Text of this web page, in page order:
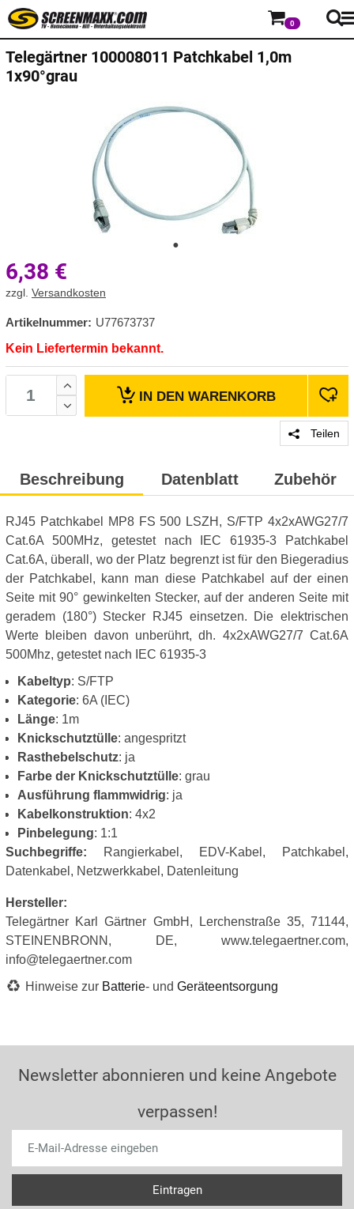
0
Telegärtner 100008011 Patchkabel 1,0m
1x90°grau
6,38 €
zzgl. Versandkosten
Artikelnummer: U77673737
Kein Liefertermin bekannt.
IN DEN WARENKORB
Teilen
Beschreibung Datenblatt Zubehör
RJ45 Patchkabel MP8 FS 500 LSZH, S/FTP 4x2xAWG27/7
Cat.6A 500MHz, getestet nach IEC 61935-3 Patchkabel
Cat.6A, überall, wo der Platz begrenzt ist für den Biegeradius
der Patchkabel, kann man diese Patchkabel auf der einen
Seite mit 90° gewinkelten Stecker, auf der anderen Seite mit
geradem (180°) Stecker RJ45 einsetzen. Die elektrischen
Werte bleiben davon unberührt, dh. 4x2xAWG27/7 Cat.6A
500Mhz, getestet nach IEC 61935-3
Kabeltyp: S/FTP
Kategorie: 6A (IEC)
Länge: 1m
Knickschutztülle: angespritzt
Rasthebelschutz: ja
Farbe der Knickschutztülle: grau
Ausführung flammwidrig: ja
Kabelkonstruktion: 4x2
Pinbelegung: 1:1
Suchbegriffe: Rangierkabel, EDV-Kabel, Patchkabel,
Datenkabel, Netzwerkkabel, Datenleitung
Hersteller:
Telegärtner Karl Gärtner GmbH, Lerchenstraße 35, 71144,
STEINENBRONN, DE, www.telegaertner.com,
info@telegaertner.com
Hinweise zur Batterie- und Geräteentsorgung
Newsletter abonnieren und keine Angebote
verpassen!